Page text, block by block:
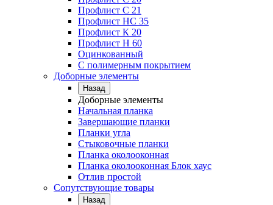
Профлист C 21
Профлист НС 35
Профлист К 20
Профлист Н 60
Оцинкованный
С полимерным покрытием
Доборные элементы
Назад
Доборные элементы
Начальная планка
Завершающие планки
Планки угла
Стыковочные планки
Планка околооконная
Планка околооконная Блок хаус
Отлив простой
Сопутствующие товары
Назад